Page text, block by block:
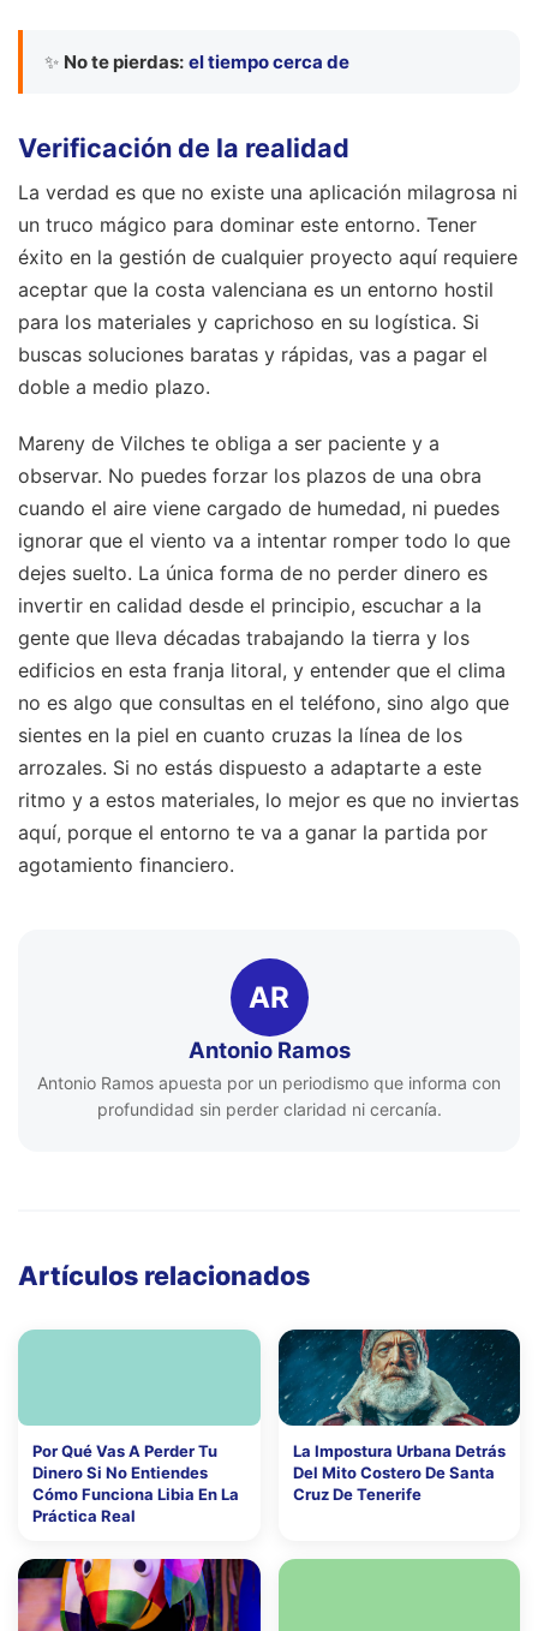
✨ No te pierdas: el tiempo cerca de
Verificación de la realidad
La verdad es que no existe una aplicación milagrosa ni
un truco mágico para dominar este entorno. Tener
éxito en la gestión de cualquier proyecto aquí requiere
aceptar que la costa valenciana es un entorno hostil
para los materiales y caprichoso en su logística. Si
buscas soluciones baratas y rápidas, vas a pagar el
doble a medio plazo.
Mareny de Vilches te obliga a ser paciente y a
observar. No puedes forzar los plazos de una obra
cuando el aire viene cargado de humedad, ni puedes
ignorar que el viento va a intentar romper todo lo que
dejes suelto. La única forma de no perder dinero es
invertir en calidad desde el principio, escuchar a la
gente que lleva décadas trabajando la tierra y los
edificios en esta franja litoral, y entender que el clima
no es algo que consultas en el teléfono, sino algo que
sientes en la piel en cuanto cruzas la línea de los
arrozales. Si no estás dispuesto a adaptarte a este
ritmo y a estos materiales, lo mejor es que no inviertas
aquí, porque el entorno te va a ganar la partida por
agotamiento financiero.
AR
Antonio Ramos
Antonio Ramos apuesta por un periodismo que informa con
profundidad sin perder claridad ni cercanía.
Artículos relacionados
Por Qué Vas A Perder Tu
Dinero Si No Entiendes
Cómo Funciona Libia En La
Práctica Real
La Impostura Urbana Detrás
Del Mito Costero De Santa
Cruz De Tenerife